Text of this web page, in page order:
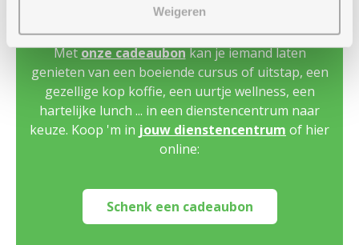
Weigeren
Geef plezier cadeau
Metonze cadeaubonkan je iemand laten
genieten van een boeiende cursus of uitstap, een
gezellige kop koffie, een uurtje wellness, een
hartelijke lunch ... in een dienstencentrum naar
keuze. Koop 'm in jouw dienstencentrum of hier
online:
Schenk een cadeaubon